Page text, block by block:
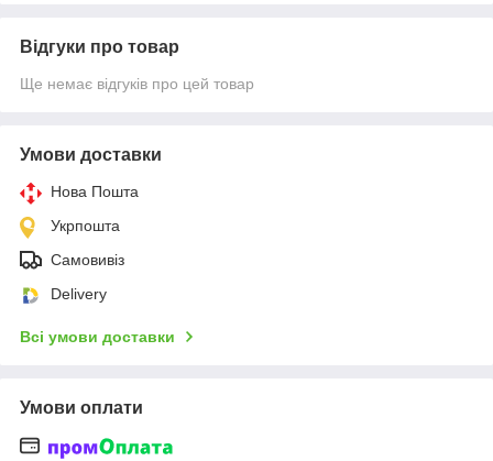
Відгуки про товар
Ще немає відгуків про цей товар
Умови доставки
Нова Пошта
Укрпошта
Самовивіз
Delivery
Всі умови доставки
Умови оплати